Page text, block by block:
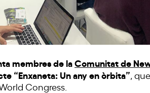
membres de laComunitat de
“Enxaneta: Un any en òrbita” ,
Congress.